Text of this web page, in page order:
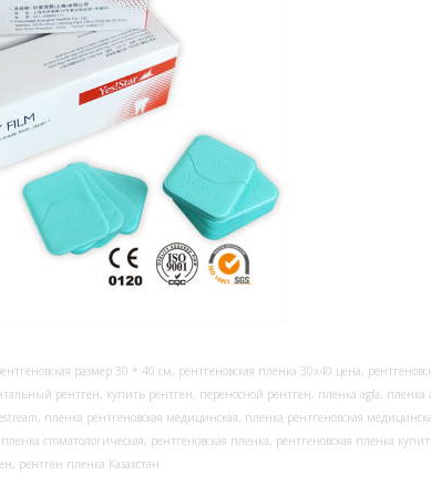
размер 30 * 40 см, рентгеновская пленка 30х40 цена,
рентген, купить рентген, переносной рентген, пленка agfa, пленка
пленка рентгеновская медицинская, пленка рентгеновская
стоматологическая, рентгеновская пленка, рентгеновская пленка
рентген пленка Казахстан